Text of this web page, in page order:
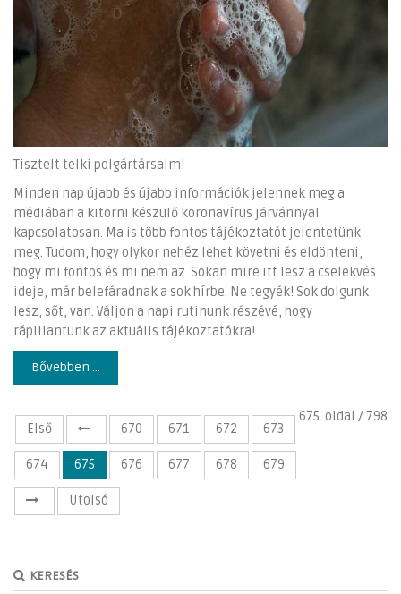
Tisztelt telki polgártársaim!
Minden nap újabb és újabb információk jelennek meg a
médiában a kitörni készülő koronavírus járvánnyal
kapcsolatosan. Ma is több fontos tájékoztatót jelentetünk
meg. Tudom, hogy olykor nehéz lehet követni és eldönteni,
hogy mi fontos és mi nem az. Sokan mire itt lesz a cselekvés
ideje, már belefáradnak a sok hírbe. Ne tegyék! Sok dolgunk
lesz, sőt, van. Váljon a napi rutinunk részévé, hogy
rápillantunk az aktuális tájékoztatókra!
Bővebben ...
675. oldal / 798
Első
670 671 672 673
674 675 676 677 678 679
Utolsó
KERESÉS